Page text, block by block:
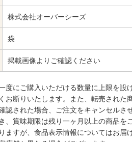
株式会社オーバーシーズ
袋
掲載画像よりご確認ください
度にご購入いただける数量に上限を設
お断りいたします。また、転売され
認された場合、ご注文をキャンセルさ
、賞味期限は残り一ヶ月以上の商品を
ますが、食品表示情報についてはお